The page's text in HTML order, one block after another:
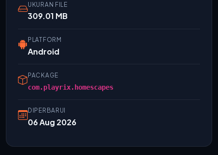
UKURAN FILE
309.01 MB
PLATFORM
Android
PACKAGE
com.playrix.homescapes
DIPERBARUI
06 Aug 2026